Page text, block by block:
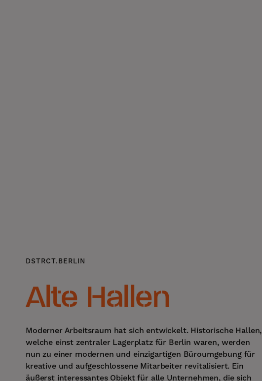
DSTRCT.BERLIN
Alte Hallen
Moderner Arbeitsraum hat sich entwickelt. Historische Hallen,
welche einst zentraler Lagerplatz für Berlin waren, werden
nun zu einer modernen und einzigartigen Büroumgebung für
kreative und aufgeschlossene Mitarbeiter revitalisiert. Ein
äußerst interessantes Objekt für alle Unternehmen, die sich